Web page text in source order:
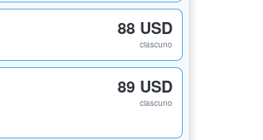
88 USD
ciascuno
89 USD
ciascuno